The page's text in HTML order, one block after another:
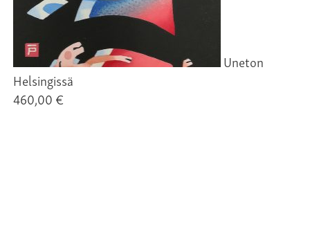
Uneton
Helsingissä
460,00 €